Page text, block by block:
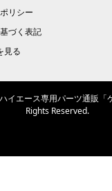
リシー
づく表記
見る
イエース専用パーツ通販「
Rights Reserved.